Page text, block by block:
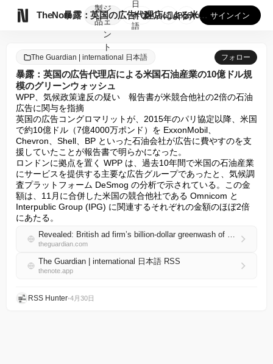
TheNote
製
品
ジ
ェ
ン
ト
暴露：英国の広告代理店による米国石油産業の10億ドル規模のグ...
日
本
語
GooglePlay
AppStore サインイン
The Guardian | international 日本語 フォロー
暴露：英国の広告代理店による米国石油産業の10億ドル規
模のグリーンウォッシュ
WPP、気候政策違反の疑い　報告書が米競合他社の2倍の石油
広告に関与を指摘
英国の広告コングロマリットが、2015年のパリ協定以降、米国
で約10億ドル（7億4000万ポンド）を ExxonMobil、
Chevron、Shell、BP といった石油会社が広告に費やすのを支
援していたことが報告書で明らかになった。
ロンドンに拠点を置く WPP は、過去10年間で米国の石油産業
にサービスを提供する主要な広告グループであったと、気候調
査プラットフォーム DeSmog の分析で示されている。この金
額は、11月に合併した米国の競合他社である Omnicom と
Interpublic Group (IPG) に関連するそれぞれの金額のほぼ2倍
にあたる。
Revealed: British ad firm’s billion-dollar greenwash of US oil industry
theguardian.com
The Guardian | international 日本語 RSS
thenote.app
RSS Hunter•4月30日